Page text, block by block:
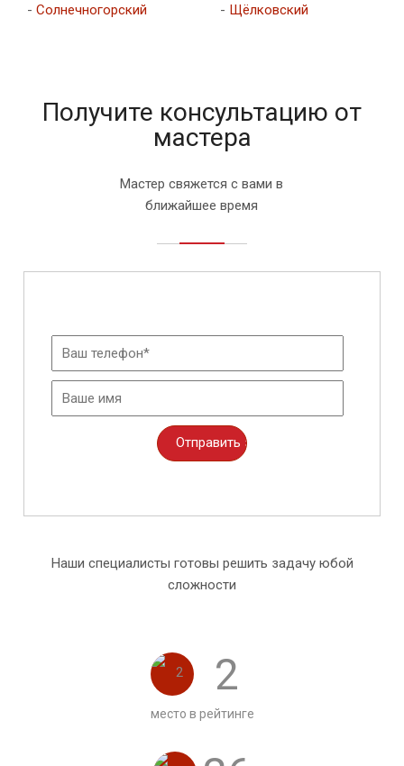
- Солнечногорский
- Щёлковский
Получите консультацию от
мастера
Мастер свяжется с вами в
ближайшее время
Наши специалисты готовы решить задачу юбой
сложности
2
место в рейтинге